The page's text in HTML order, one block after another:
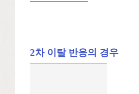
2차 이탈 반응의 경우